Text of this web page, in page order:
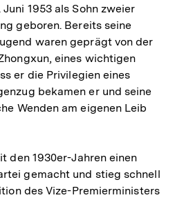
1953 als Sohn zweier
geboren. Bereits seine
waren geprägt von der
eines wichtigen
er die Privilegien eines
bekamen er und seine
Wenden am eigenen Leib
den 1930er-Jahren einen
gemacht und stieg schnell
des Vize-Premierministers